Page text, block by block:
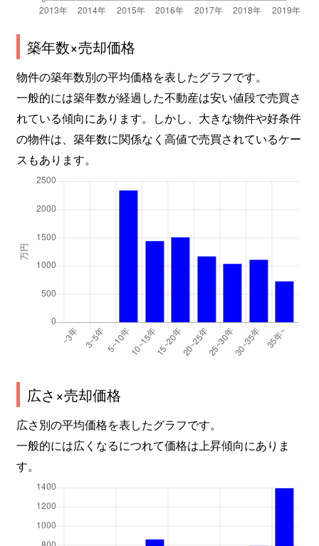
築年数×売却価格
物件の築年数別の平均価格を表したグラフです。
一般的には築年数が経過した不動産は安い値段で売買さ
れている傾向にあります。しかし、大きな物件や好条件
の物件は、築年数に関係なく高値で売買されているケー
スもあります。
広さ×売却価格
広さ別の平均価格を表したグラフです。
一般的には広くなるにつれて価格は上昇傾向にありま
す。